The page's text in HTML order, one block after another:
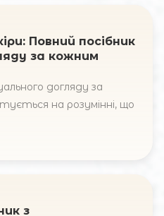
Повний посібник
за кожним
догляду за
на розумінні, що
з